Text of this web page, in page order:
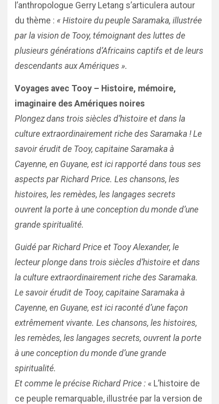
l’anthropologue Gerry Letang s’articulera autour
du thème : « Histoire du peuple Saramaka, illustrée
par la vision de Tooy, témoignant des luttes de
plusieurs générations d’Africains captifs et de leurs
descendants aux Amériques ».
Voyages avec Tooy – Histoire, mémoire,
imaginaire des Amériques noires
Plongez dans trois siècles d’histoire et dans la
culture extraordinairement riche des Saramaka ! Le
savoir érudit de Tooy, capitaine Saramaka à
Cayenne, en Guyane, est ici rapporté dans tous ses
aspects par Richard Price. Les chansons, les
histoires, les remèdes, les langages secrets
ouvrent la porte à une conception du monde d’une
grande spiritualité.
Guidé par Richard Price et Tooy Alexander, le
lecteur plonge dans trois siècles d’histoire et dans
la culture extraordinairement riche des Saramaka.
Le savoir érudit de Tooy, capitaine Saramaka à
Cayenne, en Guyane, est ici raconté d’une façon
extrêmement vivante. Les chansons, les histoires,
les remèdes, les langages secrets, ouvrent la porte
à une conception du monde d’une grande
spiritualité.
Et comme le précise Richard Price : « L’histoire de
ce peuple remarquable, illustrée par la version de